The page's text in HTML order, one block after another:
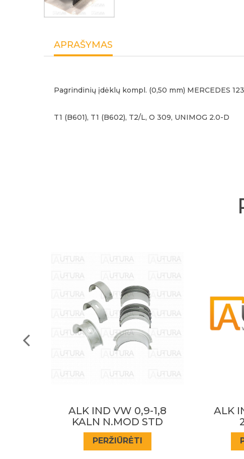
APRAŠYMAS
Pagrindinių įdėklų kompl. (0,50 mm) MERCEDES 123
T1 (B601), T1 (B602), T2/L, O 309, UNIMOG 2.0-D
ALK IND VW;VOLVO
2.4D 6CIL.
PERŽIŪRĖTI
ALK